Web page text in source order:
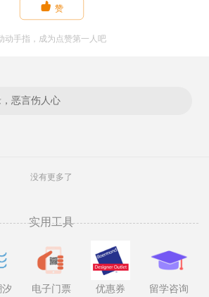
 赞
动手指，成为点赞第一人吧
恶言伤人心
没有更多了
实用工具
汐 电子门票 优惠券 留学咨询